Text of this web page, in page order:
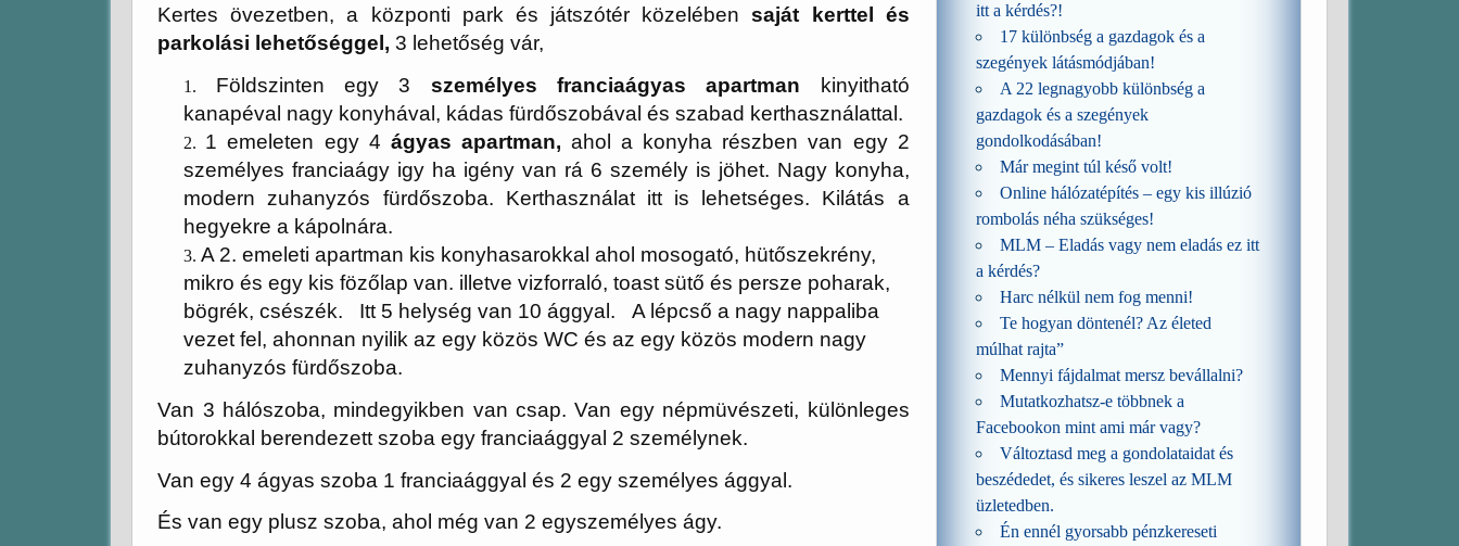
Kertes övezetben, a központi park és játszótér közelébensaját kerttel és
parkolási lehetőséggel, 3 lehetőség vár,
Földszinten egy 3 személyes franciaágyas apartman kinyitható
kanapéval nagy konyhával, kádas fürdőszobával és szabad kerthasználattal.
1 emeleten egy 4 ágyas apartman, ahol a konyha részben van egy 2
személyes franciaágy igy ha igény van rá 6 személy is jöhet. Nagy konyha,
modern zuhanyzós fürdőszoba. Kerthasználat itt is lehetséges. Kilátás a
hegyekre a kápolnára.
A 2. emeleti apartman kis konyhasarokkal ahol mosogató, hütőszekrény,
mikro és egy kis fözőlap van. illetve vizforraló, toast sütő és persze poharak,
bögrék, csészék. Itt 5 helység van 10 ággyal. A lépcső a nagy nappaliba
vezet fel, ahonnan nyilik az egy közös WC és az egy közös modern nagy
zuhanyzós fürdőszoba.
Van 3 hálószoba, mindegyikben van csap. Van egy népmüvészeti, különleges
bútorokkal berendezett szoba egy franciaággyal 2 személynek.
Van egy 4 ágyas szoba 1 franciaággyal és 2 egy személyes ággyal.
És van egy plusz szoba, ahol még van 2 egyszemélyes ágy.
itt a kérdés?!
17 különbség a gazdagok és a
szegények látásmódjában!
A 22 legnagyobb különbség a
gazdagok és a szegények
gondolkodásában!
Már megint túl késő volt!
Online hálózatépítés – egy kis illúzió
rombolás néha szükséges!
MLM – Eladás vagy nem eladás ez itt
a kérdés?
Harc nélkül nem fog menni!
Te hogyan döntenél? Az életed
múlhat rajta”
Mennyi fájdalmat mersz bevállalni?
Mutatkozhatsz-e többnek a
Facebookon mint ami már vagy?
Változtasd meg a gondolataidat és
beszédedet, és sikeres leszel az MLM
üzletedben.
Én ennél gyorsabb pénzkereseti